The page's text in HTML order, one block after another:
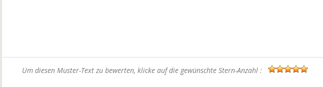
Um diesen Muster-Text zu bewerten, klicke auf die gewünschte Stern-Anzahl :